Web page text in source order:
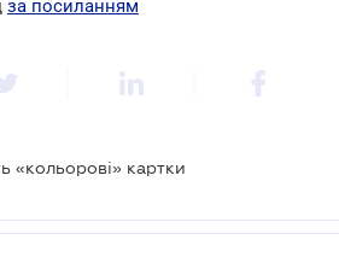
за посиланням
«кольорові» картки